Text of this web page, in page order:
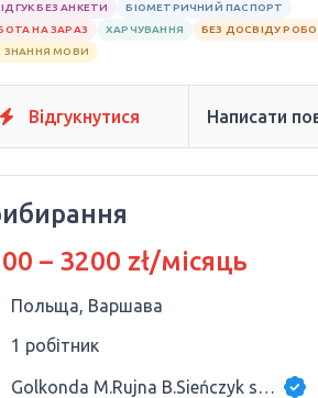
БЕЗ АНКЕТИ
БІОМЕТРИЧНИЙ ПАСПОРТ
НА ЗАРАЗ
ХАРЧУВАННЯ
БЕЗ ДОСВІДУ
ЗНАННЯ МОВИ
Відгукнутися Написати
– 3200 zł/місяць
Польща, Варшава
1 робітник
Golkonda M.Rujna B.Sieńczyk sp.j.